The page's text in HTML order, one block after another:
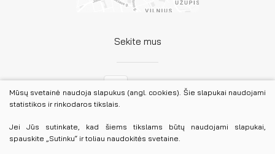
Sekite mus
Mūsų svetainė naudoja slapukus (angl. cookies). Šie slapukai naudojami
statistikos ir rinkodaros tikslais.
Jei Jūs sutinkate, kad šiems tikslams būtų naudojami slapukai,
spauskite „Sutinku“ ir toliau naudokitės svetaine.